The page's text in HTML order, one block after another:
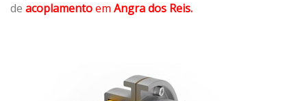
de acoplamentoem Angra dos Reis.